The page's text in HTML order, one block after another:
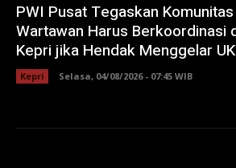
PWI Pusat Tegaskan
Wartawan Harus Berkoordinasi
Kepri jika Hendak Menggelar
Kepri Selasa, 04/08/2026 - 07:45 WIB